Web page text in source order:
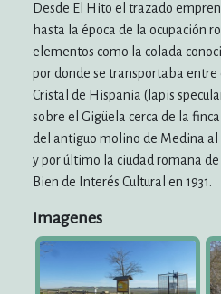
Desde El Hito el trazado
hasta la época de la ocupación
elementos como la colada
por donde se transportaba entre
Cristal de Hispania (lapis
sobre el Gigüela cerca de la
del antiguo molino de Medina al
y por último la ciudad romana
Bien de Interés Cultural en 1931.
Imagenes